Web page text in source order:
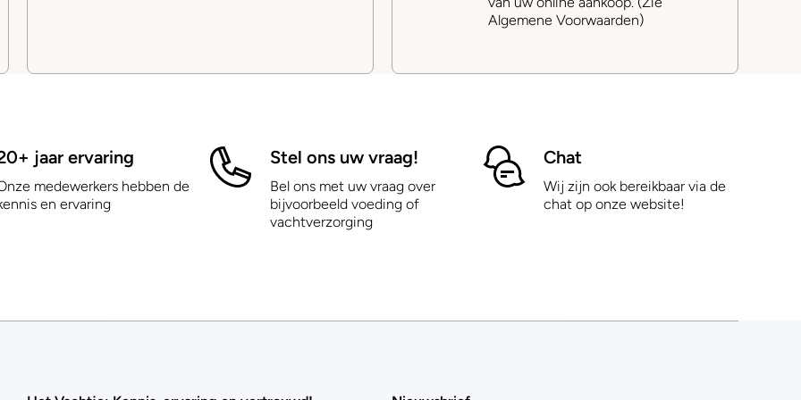
Algemene Voorwaarden)
jaar ervaring
medewerkers hebben de
en ervaring
Stel ons uw vraag!
Bel ons met uw vraag over
bijvoorbeeld voeding of
vachtverzorging
Chat
Wij zijn ook bereikbaar via de
chat op onze website!